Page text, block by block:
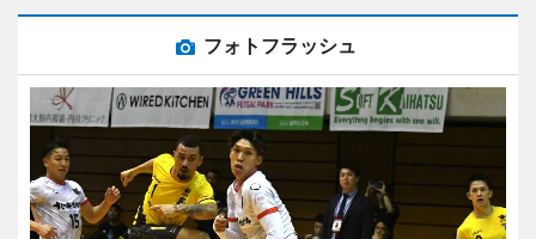
フォトフラッシュ